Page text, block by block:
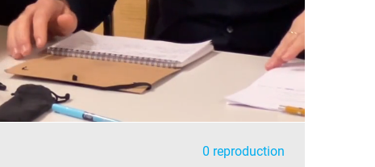
0 reproduction